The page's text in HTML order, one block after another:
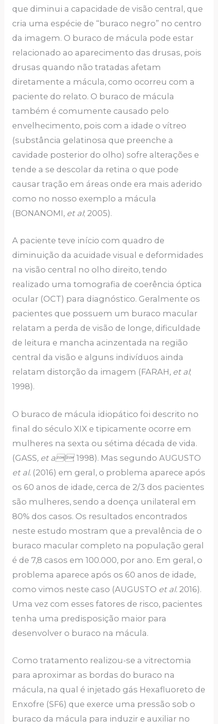
que diminui a capacidade de visão central, que
cria uma espécie de “buraco negro” no centro
da imagem. O buraco de mácula pode estar
relacionado ao aparecimento das drusas, pois
drusas quando não tratadas afetam
diretamente a mácula, como ocorreu com a
paciente do relato. O buraco de mácula
também é comumente causado pelo
envelhecimento, pois com a idade o vítreo
(substância gelatinosa que preenche a
cavidade posterior do olho) sofre alterações e
tende a se descolar da retina o que pode
causar tração em áreas onde era mais aderido
como no nosso exemplo a mácula
(BONANOMI, et al; 2005).
A paciente teve início com quadro de
diminuição da acuidade visual e deformidades
na visão central no olho direito, tendo
realizado uma tomografia de coerência óptica
ocular (OCT) para diagnóstico. Geralmente os
pacientes que possuem um buraco macular
relatam a perda de visão de longe, dificuldade
de leitura e mancha acinzentada na região
central da visão e alguns indivíduos ainda
relatam distorção da imagem (FARAH, et al;
1998).
O buraco de mácula idiopático foi descrito no
final do século XIX e tipicamente ocorre em
mulheres na sexta ou sétima década de vida.
(GASS, et al; 1998). Mas segundo AUGUSTO
et al. (2016) em geral, o problema aparece após
os 60 anos de idade, cerca de 2/3 dos pacientes
são mulheres, sendo a doença unilateral em
80% dos casos. Os resultados encontrados
neste estudo mostram que a prevalência de o
buraco macular completo na população geral
é de 7,8 casos em 100.000, por ano. Em geral, o
problema aparece após os 60 anos de idade,
como vimos neste caso (AUGUSTO et al. 2016).
Uma vez com esses fatores de risco, pacientes
tenha uma predisposição maior para
desenvolver o buraco na mácula.
Como tratamento realizou-se a vitrectomia
para aproximar as bordas do buraco na
mácula, na qual é injetado gás Hexafluoreto de
Enxofre (SF6) que exerce uma pressão sob o
buraco da mácula para induzir e auxiliar no